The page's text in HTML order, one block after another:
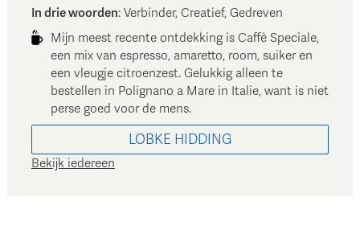
In drie woorden: Verbinder, Creatief, Gedreven
Mijn meest recente ontdekking is Caffè Speciale,
een mix van espresso, amaretto, room, suiker en
een vleugje citroenzest. Gelukkig alleen te
bestellen in Polignano a Mare in Italie, want is niet
perse goed voor de mens.
LOBKE HIDDING
Bekijk iedereen